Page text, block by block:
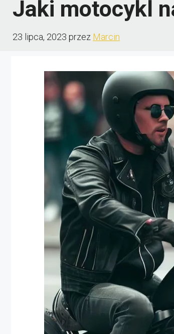
Jaki motocykl
23 lipca, 2023 przez Marcin